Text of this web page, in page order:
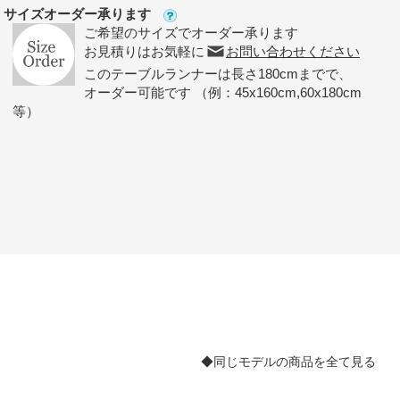
サイズオーダー承ります
ご希望のサイズでオーダー承ります
お見積りはお気軽に
お問い合わせください
このテーブルランナーは長さ180cmまでで、
オーダー可能です （例：45x160cm,60x180cm
等）
◆同じモデルの商品を全て見る